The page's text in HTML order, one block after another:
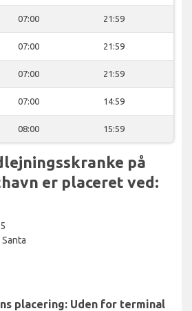
07:00 21:59
07:00 21:59
07:00 21:59
07:00 14:59
08:00 15:59
på
er placeret ved:
placering: Uden for terminal